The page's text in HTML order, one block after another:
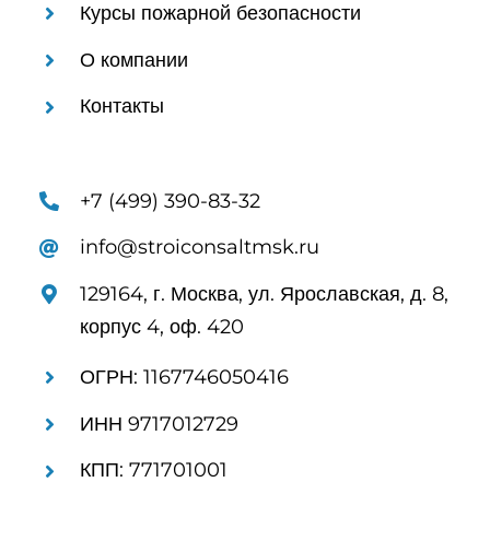
Курсы пожарной безопасности
О компании
Контакты
+7 (499) 390-83-32
info@stroiconsaltmsk.ru
129164, г. Москва, ул. Ярославская, д. 8,
корпус 4, оф. 420
ОГРН: 1167746050416
ИНН 9717012729
КПП: 771701001